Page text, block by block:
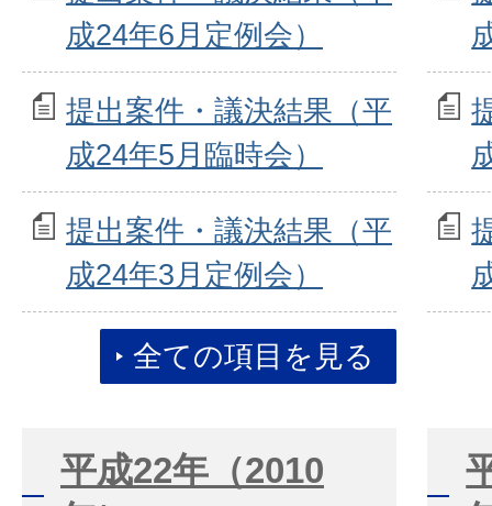
成24年6月定例会）
提出案件・議決結果（平
成24年5月臨時会）
提出案件・議決結果（平
成24年3月定例会）
全ての項目を見る
平成22年（2010